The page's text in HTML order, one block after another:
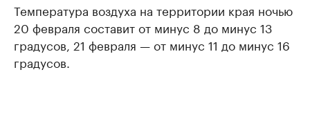
Температура воздуха на территории края ночью
20 февраля составит от минус 8 до минус 13
градусов, 21 февраля — от минус 11 до минус 16
градусов.